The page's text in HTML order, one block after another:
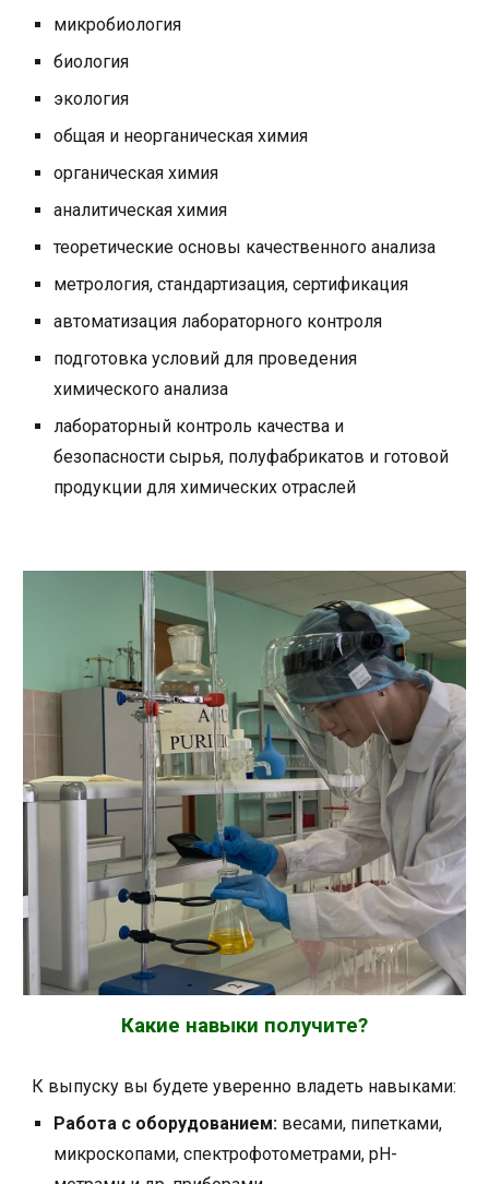
микробиология
биология
экология
общая и неорганическая химия
органическая химия
аналитическая химия
теоретические основы качественного анализа
метрология, стандартизация, сертификация
автоматизация лабораторного контроля
подготовка условий для проведения
химического анализа
лабораторный контроль качества и
безопасности сырья, полуфабрикатов и готовой
продукции для химических отраслей
Какие навыки получите?
К выпуску вы будете уверенно владеть навыками:
Работа с оборудованием: весами, пипетками,
микроскопами, спектрофотометрами, рН-